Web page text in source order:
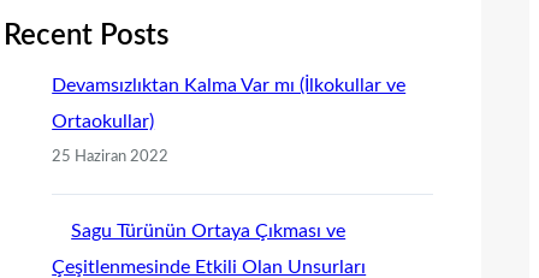
Recent Posts
Devamsızlıktan Kalma Var mı (İlkokullar ve
Ortaokullar)
25 Haziran 2022
Sagu Türünün Ortaya Çıkması ve
Çeşitlenmesinde Etkili Olan Unsurları